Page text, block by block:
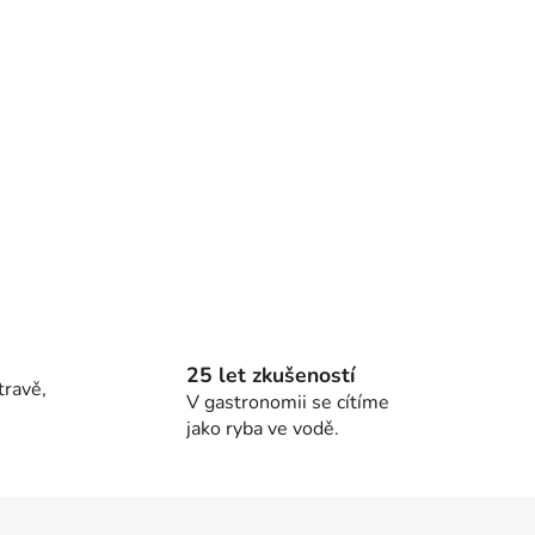
25 let zkušeností
V gastronomii se cítíme
jako ryba ve vodě.